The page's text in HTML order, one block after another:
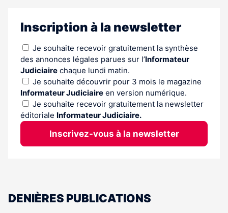
Inscription à la newsletter
Je souhaite recevoir gratuitement la synthèse
des annonces légales parues sur l’Informateur
Judiciaire chaque lundi matin.
Je souhaite découvrir pour 3 mois le magazine
Informateur Judiciaire en version numérique.
Je souhaite recevoir gratuitement la newsletter
éditoriale Informateur Judiciaire.
Inscrivez-vous à la newsletter
DENIÈRES PUBLICATIONS